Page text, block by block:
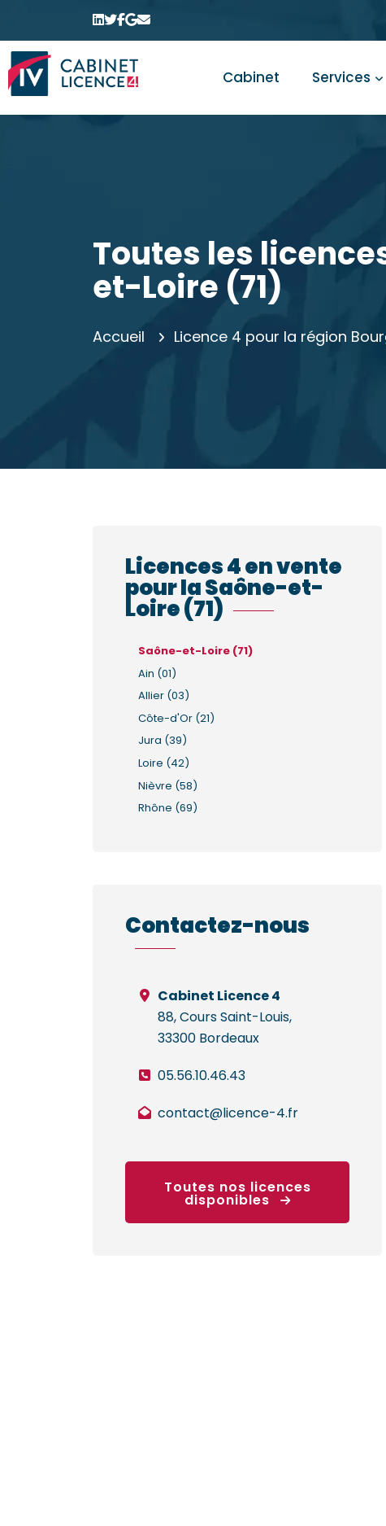
Cabinet Services
Toutes les
et-Loire (71)
Accueil Licence 4 pour la région
Licences 4 en vente
pour la Saône-et-
Loire (71)
Saône-et-Loire (71)
Ain (01)
Allier (03)
Côte-d'Or (21)
Jura (39)
Loire (42)
Nièvre (58)
Rhône (69)
Contactez-nous
Cabinet Licence 4
88, Cours Saint-Louis,
33300 Bordeaux
05.56.10.46.43
contact@licence-4.fr
Toutes nos licences
disponibles